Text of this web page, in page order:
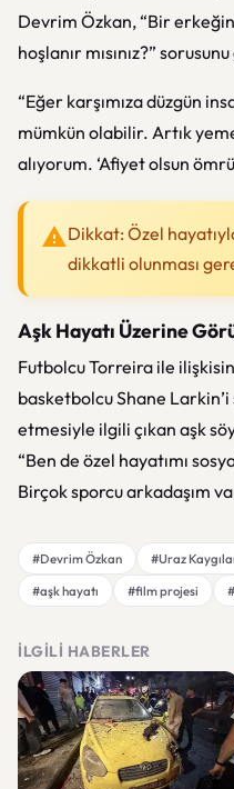
Devrim Özkan, “Bir
hoşlanır mısınız?”
“Eğer karşımıza düzgün
mümkün olabilir. Artık
alıyorum. ‘Afiyet olsun
Dikkat: Özel
dikkatli olunması
Aşk Hayatı Üzerine
Futbolcu Torreira ile
basketbolcu Shane
etmesiyle ilgili çıkan aşk
“Ben de özel hayatımı
Birçok sporcu arkadaşım
#Devrim Özkan #Uraz
#aşk hayatı
#film projesi
İLGILI HABERLER